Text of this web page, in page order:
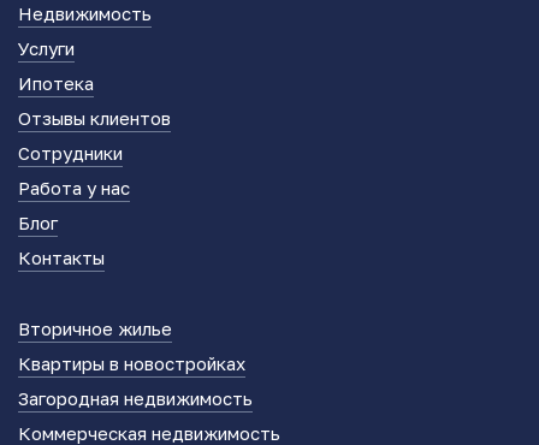
Недвижимость
Услуги
Ипотека
Отзывы клиентов
Сотрудники
Работа у нас
Блог
Контакты
Вторичное жилье
Квартиры в новостройках
Загородная недвижимость
Коммерческая недвижимость